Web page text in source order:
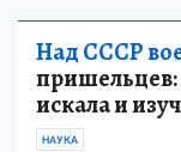
Над СССР
пришельцев:
искала и
НАУКА